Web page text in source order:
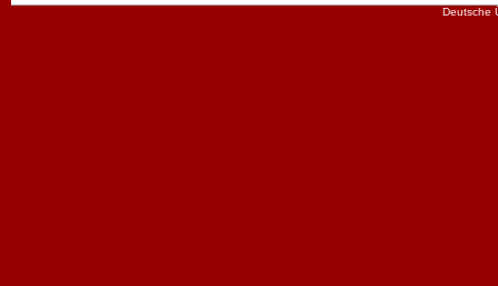
Deutsche